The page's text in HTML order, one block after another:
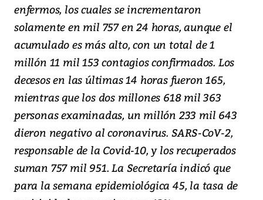
enfermos, los cuales se incrementaron
solamente en mil 757 en 24 horas, aunque el
acumulado es más alto, con un total de 1
millón 11 mil 153 contagios confirmados. Los
decesos en las últimas 14 horas fueron 165,
mientras que los dos millones 618 mil 363
personas examinadas, un millón 233 mil 643
dieron negativo al coronavirus. SARS-CoV-2,
responsable de la Covid-10, y los recuperados
suman 757 mil 951. La Secretaría indicó que
para la semana epidemiológica 45, la tasa de